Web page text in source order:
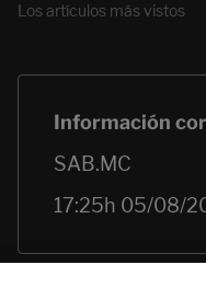
Los artículos más vistos